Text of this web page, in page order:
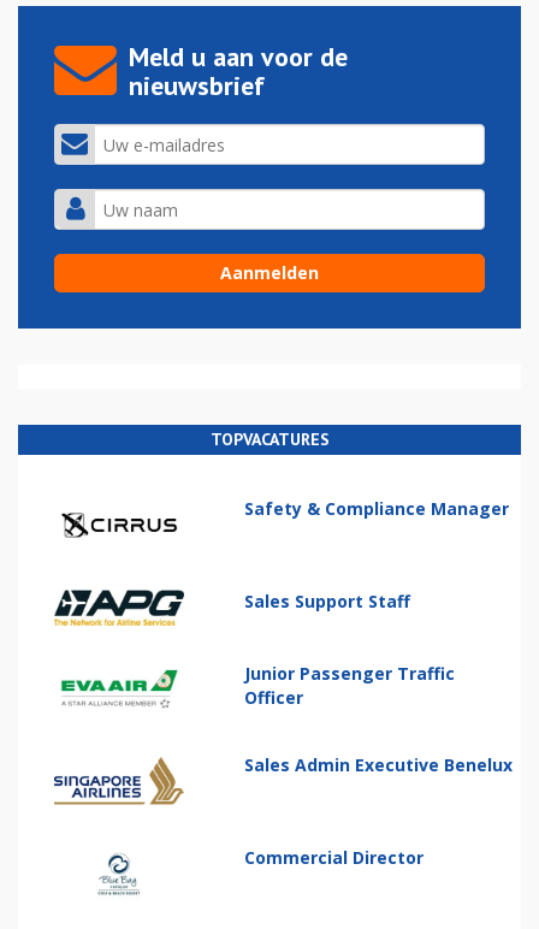
Meld u aan voor de
nieuwsbrief
TOPVACATURES
Safety & Compliance Manager
Sales Support Staff
Junior Passenger Traffic
Officer
Sales Admin Executive Benelux
Commercial Director